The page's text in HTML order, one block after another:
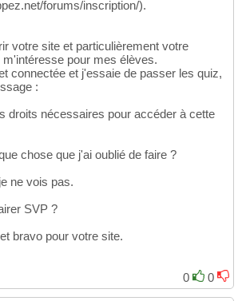
forums/inscription/).
votre site et particulièrement votre
m'intéresse pour mes élèves.
connectée et j'essaie de passer les quiz,
:
droits nécessaires pour accéder à cette
chose que j'ai oublié de faire ?
ne vois pas.
SVP ?
bravo pour votre site.
0
0